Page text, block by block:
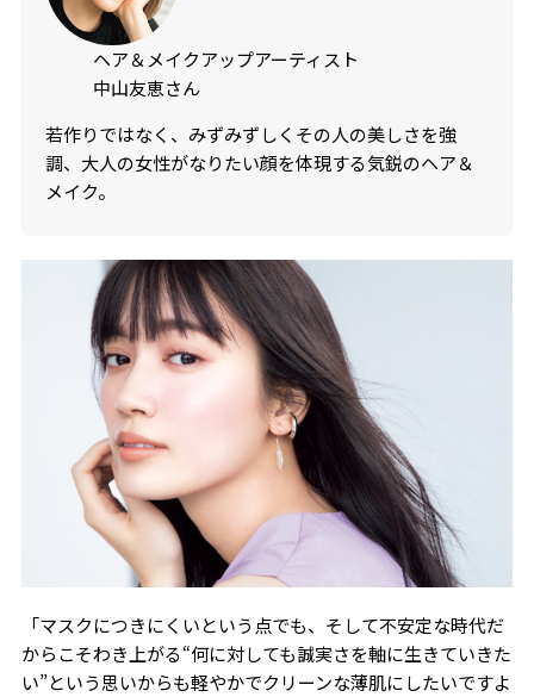
ヘア＆メイクアップアーティスト
中山友恵さん
若作りではなく、みずみずしくその人の美しさを強
調、大人の女性がなりたい顔を体現する気鋭のヘア＆
メイク。
「マスクにつきにくいという点でも、そして不安定な時代だ
からこそわき上がる“何に対しても誠実さを軸に生きていきた
い”という思いからも軽やかでクリーンな薄肌にしたいですよ